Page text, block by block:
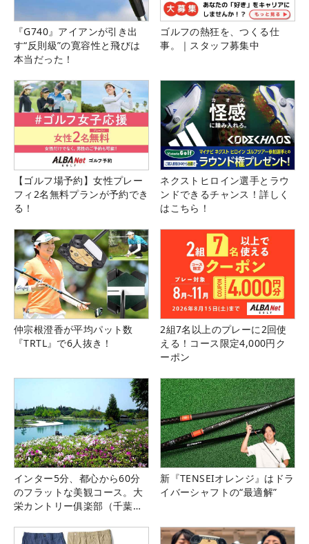
『G740』アイアンが引き出
す“反則級”の寛容性と飛びは
本当だった！
ゴルフの熱狂を、つくる仕
事。｜スタッフ募集中
【ゴルフ場予約】女性プレー
フィ2名無料プランが予約でき
る！
ネクストヒロイン選手とラウ
ンドできるチャンス！詳しく
はこちら！
仲宗根澄香が平均パット数
『TRTL』で6人抜き！
2組7名以上のプレーに2回使
える！コース限定4,000円ク
ーポン
インター5分、都心から60分
のフラットな美観コース。大
栄カントリー俱楽部（千葉
新『TENSEIオレンジ』はドラ
イバーシャフトの“最適解”